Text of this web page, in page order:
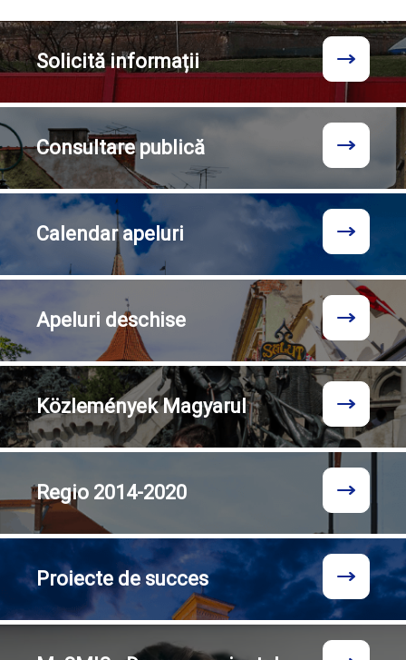
Solicităinformații
Consultarepublică
Calendarapeluri
Apeluri deschise
KözleményekMagyarul
Regio 2014-2020
Proiecte de succes